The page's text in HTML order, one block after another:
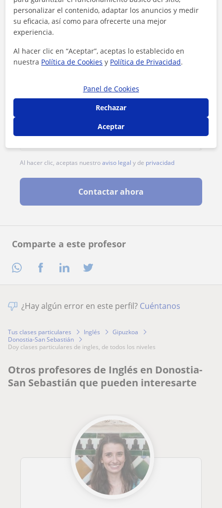
Comparte a este profesor
Al hacer clic, aceptas nuestroaviso legal y de privacidad
Contactar ahora
¿Hay algún error en este perfil? Cuéntanos
Tus clases particulares Inglés
Gipuzkoa
Donostia-San Sebastián
doy clases particulares de ingles, de todos los niveles
Otros profesores de Inglés en Donostia-
San Sebastián que pueden interesarte
personalizar el contenido, adaptar los anuncios y medir
su eficacia, así como para ofrecerte una mejor
experiencia.
Al hacer clic en “Aceptar”, aceptas lo establecido en
nuestra Política de Cookies y Política de Privacidad.
Panel de Cookies
Rechazar
Aceptar